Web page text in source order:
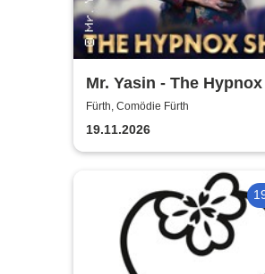
Mr. Yasin - The
Fürth, Comödie Fürth
19.11.2026